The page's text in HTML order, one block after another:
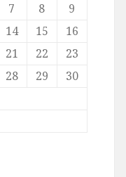
7 8
9
14 15
16
21 22
23
28 29
30